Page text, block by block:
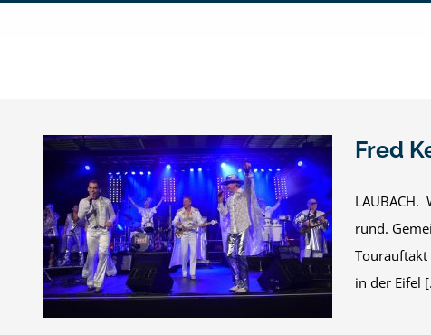
Fred
LAUBACH.
rund.
Tourauftakt
in der Eifel